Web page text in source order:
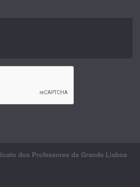
dos Professores da Grande Lisboa